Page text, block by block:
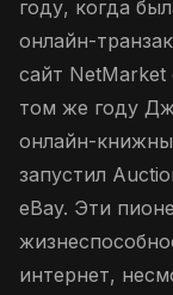
году, когда
онлайн-
сайт
том же году
онлайн-
запустил
eBay. Эти
интернет,